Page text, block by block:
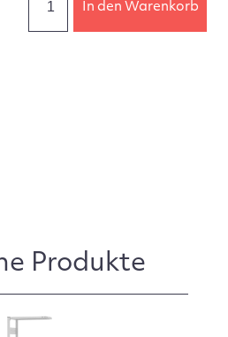
In den Warenkorb
Produkte